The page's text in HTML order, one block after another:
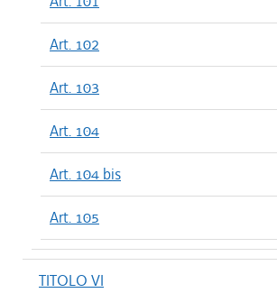
Art. 102
Art. 103
Art. 104
Art. 104 bis
Art. 105
TITOLO VI